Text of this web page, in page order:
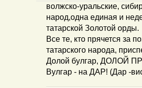
волжско-уральские,
народ,одна единая и
татарской Золотой орды.
Все те, кто прячется за
татарского народа,
Долой булгар, ДОЛОЙ
Вулгар - на ДАР! (Дар -